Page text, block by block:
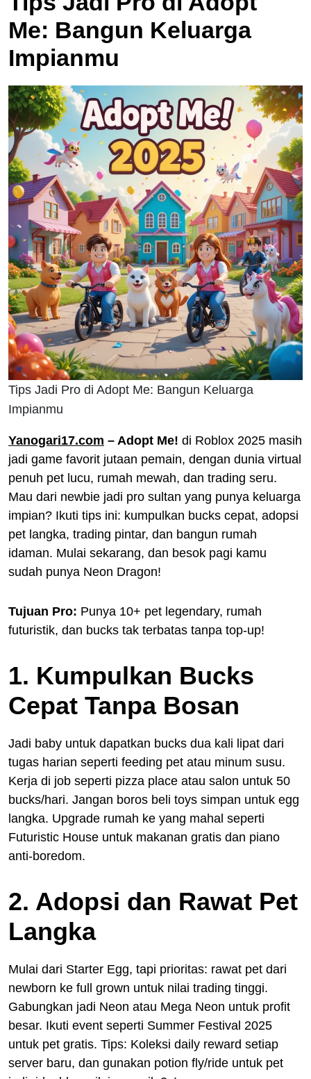
Me: Bangun Keluarga
Impianmu
Tips Jadi Pro di Adopt Me: Bangun Keluarga
Impianmu
Yanogari17.com – Adopt Me! di Roblox 2025 masih
jadi game favorit jutaan pemain, dengan dunia virtual
penuh pet lucu, rumah mewah, dan trading seru.
Mau dari newbie jadi pro sultan yang punya keluarga
impian? Ikuti tips ini: kumpulkan bucks cepat, adopsi
pet langka, trading pintar, dan bangun rumah
idaman. Mulai sekarang, dan besok pagi kamu
sudah punya Neon Dragon!
Tujuan Pro: Punya 10+ pet legendary, rumah
futuristik, dan bucks tak terbatas tanpa top-up!
1. Kumpulkan Bucks
Cepat Tanpa Bosan
Jadi baby untuk dapatkan bucks dua kali lipat dari
tugas harian seperti feeding pet atau minum susu.
Kerja di job seperti pizza place atau salon untuk 50
bucks/hari. Jangan boros beli toys simpan untuk egg
langka. Upgrade rumah ke yang mahal seperti
Futuristic House untuk makanan gratis dan piano
anti-boredom.
2. Adopsi dan Rawat Pet
Langka
Mulai dari Starter Egg, tapi prioritas: rawat pet dari
newborn ke full grown untuk nilai trading tinggi.
Gabungkan jadi Neon atau Mega Neon untuk profit
besar. Ikuti event seperti Summer Festival 2025
untuk pet gratis. Tips: Koleksi daily reward setiap
server baru, dan gunakan potion fly/ride untuk pet